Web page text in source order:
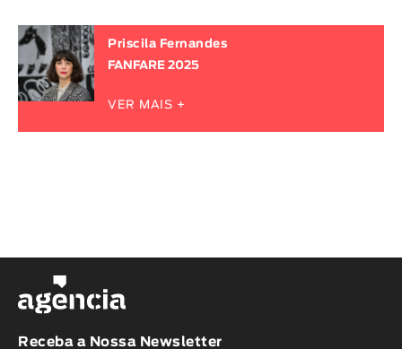
Priscila Fernandes
FANFARE 2025
VER MAIS +
Receba a Nossa Newsletter